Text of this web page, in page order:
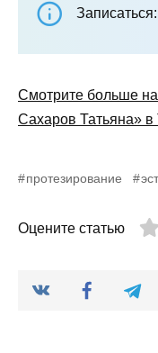
Смотрите больше
Сахаров Татьяна» в
протезирование
Оцените статью